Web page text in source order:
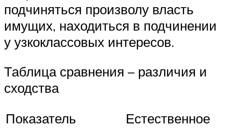
подчиняться произволу власть
имущих, находиться в подчинении
у узкоклассовых интересов.
Таблица сравнения – различия и
сходства
Показатель
Естественное